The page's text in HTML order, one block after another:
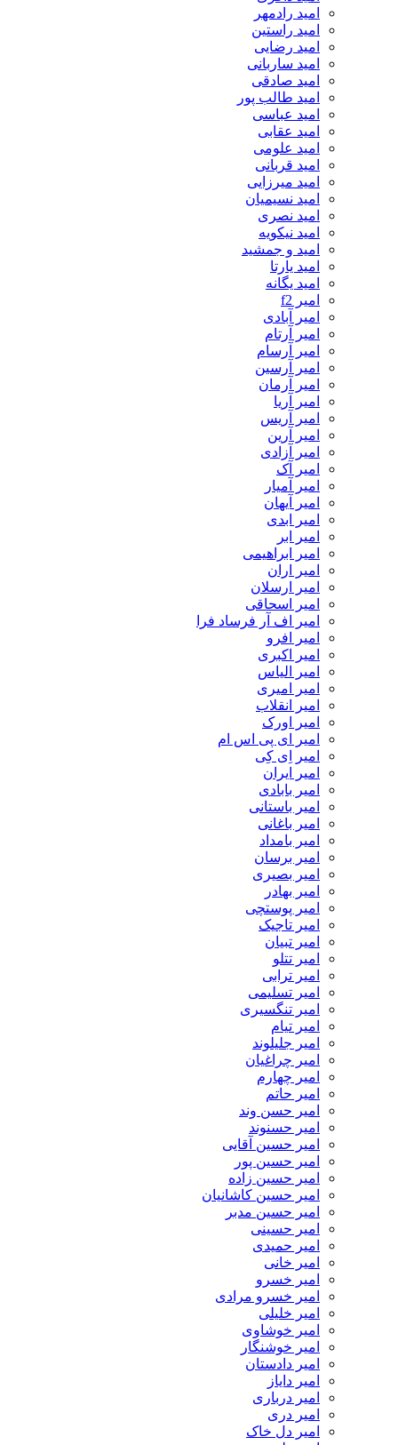
امید رادمهر
امید راستین
امید رضایی
امید ساربانی
امید صادقی
امید طالب پور
امید عباسی
امید عقابی
امید علومی
امید قربانی
امید میرزایی
امید نسیمیان
امید نصری
امید نیکویه
امید و جمشید
امید یارتا
امید یگانه
امیر f2
امیر آبادی
امیر آرتام
امیر آرسام
امیر آرسین
امیر آرمان
امیر آریا
امیر آریس
امیر آرین
امیر آزادی
امیر آک
امیر آمیار
امیر آیهان
امیر ابدی
امیر ابر
امیر ابراهیمی
امیر اران
امیر ارسلان
امیر اسحاقی
امیر اف آر فرساد فرا
امیر افرو
امیر اکبری
امیر الیاس
امیر امیری
امیر انقلاب
امیر اورک
امیر ای پی اس ام
امیر اِی کِی
امیر ایران
امیر بابادی
امیر باستانی
امیر باغانی
امیر بامداد
امیر برسان
امیر بصیری
امیر بهادر
امیر پوستچی
امیر تاجیک
امیر تبیان
امیر تتلو
امیر ترابی
امیر تسلیمی
امیر تنگسیری
امیر تیام
امیر جلیلوند
امیر چراغیان
امیر چهارم
امیر حاتم
امیر حسن وند
امیر حسنوند
امیر حسین آقایی
امیر حسین پور
امیر حسین زاده
امیر حسین کاشانیان
امیر حسین مدبر
امیر حسینی
امیر حمیدی
امیر خانی
امیر خسرو
امیر خسرو مرادی
امیر خلیلی
امیر خوشاوی
امیر خوشنگار
امیر دادستان
امیر دایاز
امیر درباری
امیر دری
امیر دل خاک